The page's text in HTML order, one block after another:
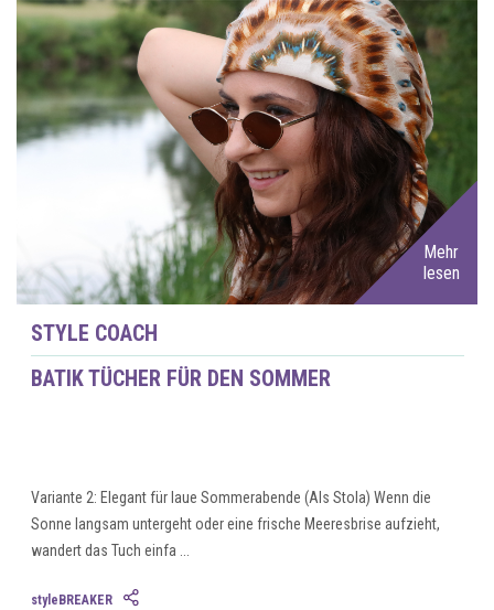
Mehr
lesen
STYLE COACH
BATIK TÜCHER FÜR DEN SOMMER
Variante 2: Elegant für laue Sommerabende (Als Stola) Wenn die
Sonne langsam untergeht oder eine frische Meeresbrise aufzieht,
wandert das Tuch einfa ...
styleBREAKER